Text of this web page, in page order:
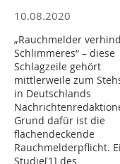
10.08.2020
„Rauchmelder
Schlimmeres“ – diese
Schlagzeile gehört
mittlerweile zum
in Deutschlands
Grund dafür ist die
flächendeckende
Rauchmelderpflicht.
Studie[1] des